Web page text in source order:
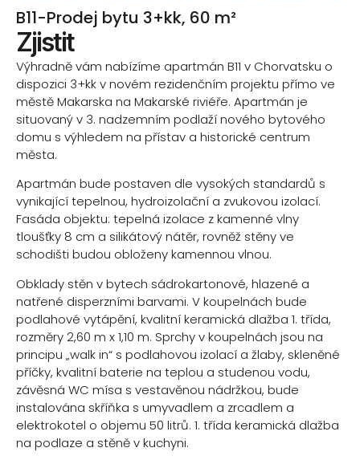
B11-Prodej bytu 3+kk, 60 m²
Zjistit
Výhradně vám nabízíme apartmán B11 v Chorvatsku o
dispozici 3+kk v novém rezidenčním projektu přímo ve
městě Makarska na Makarské riviéře. Apartmán je
situovaný v 3. nadzemním podlaží nového bytového
domu s výhledem na přístav a historické centrum
města.
Apartmán bude postaven dle vysokých standardů s
vynikající tepelnou, hydroizolační a zvukovou izolací.
Fasáda objektu: tepelná izolace z kamenné vlny
tloušťky 8 cm a silikátový nátěr, rovněž stěny ve
schodišti budou obloženy kamennou vlnou.
Obklady stěn v bytech sádrokartonové, hlazené a
natřené disperzními barvami. V koupelnách bude
podlahové vytápění, kvalitní keramická dlažba 1. třída,
rozměry 2,60 m x 1,10 m. Sprchy v koupelnách jsou na
principu „walk in“ s podlahovou izolací a žlaby, skleněné
příčky, kvalitní baterie na teplou a studenou vodu,
závěsná WC mísa s vestavěnou nádržkou, bude
instalována skříňka s umyvadlem a zrcadlem a
elektrokotel o objemu 50 litrů. 1. třída keramická dlažba
na podlaze a stěně v kuchyni.